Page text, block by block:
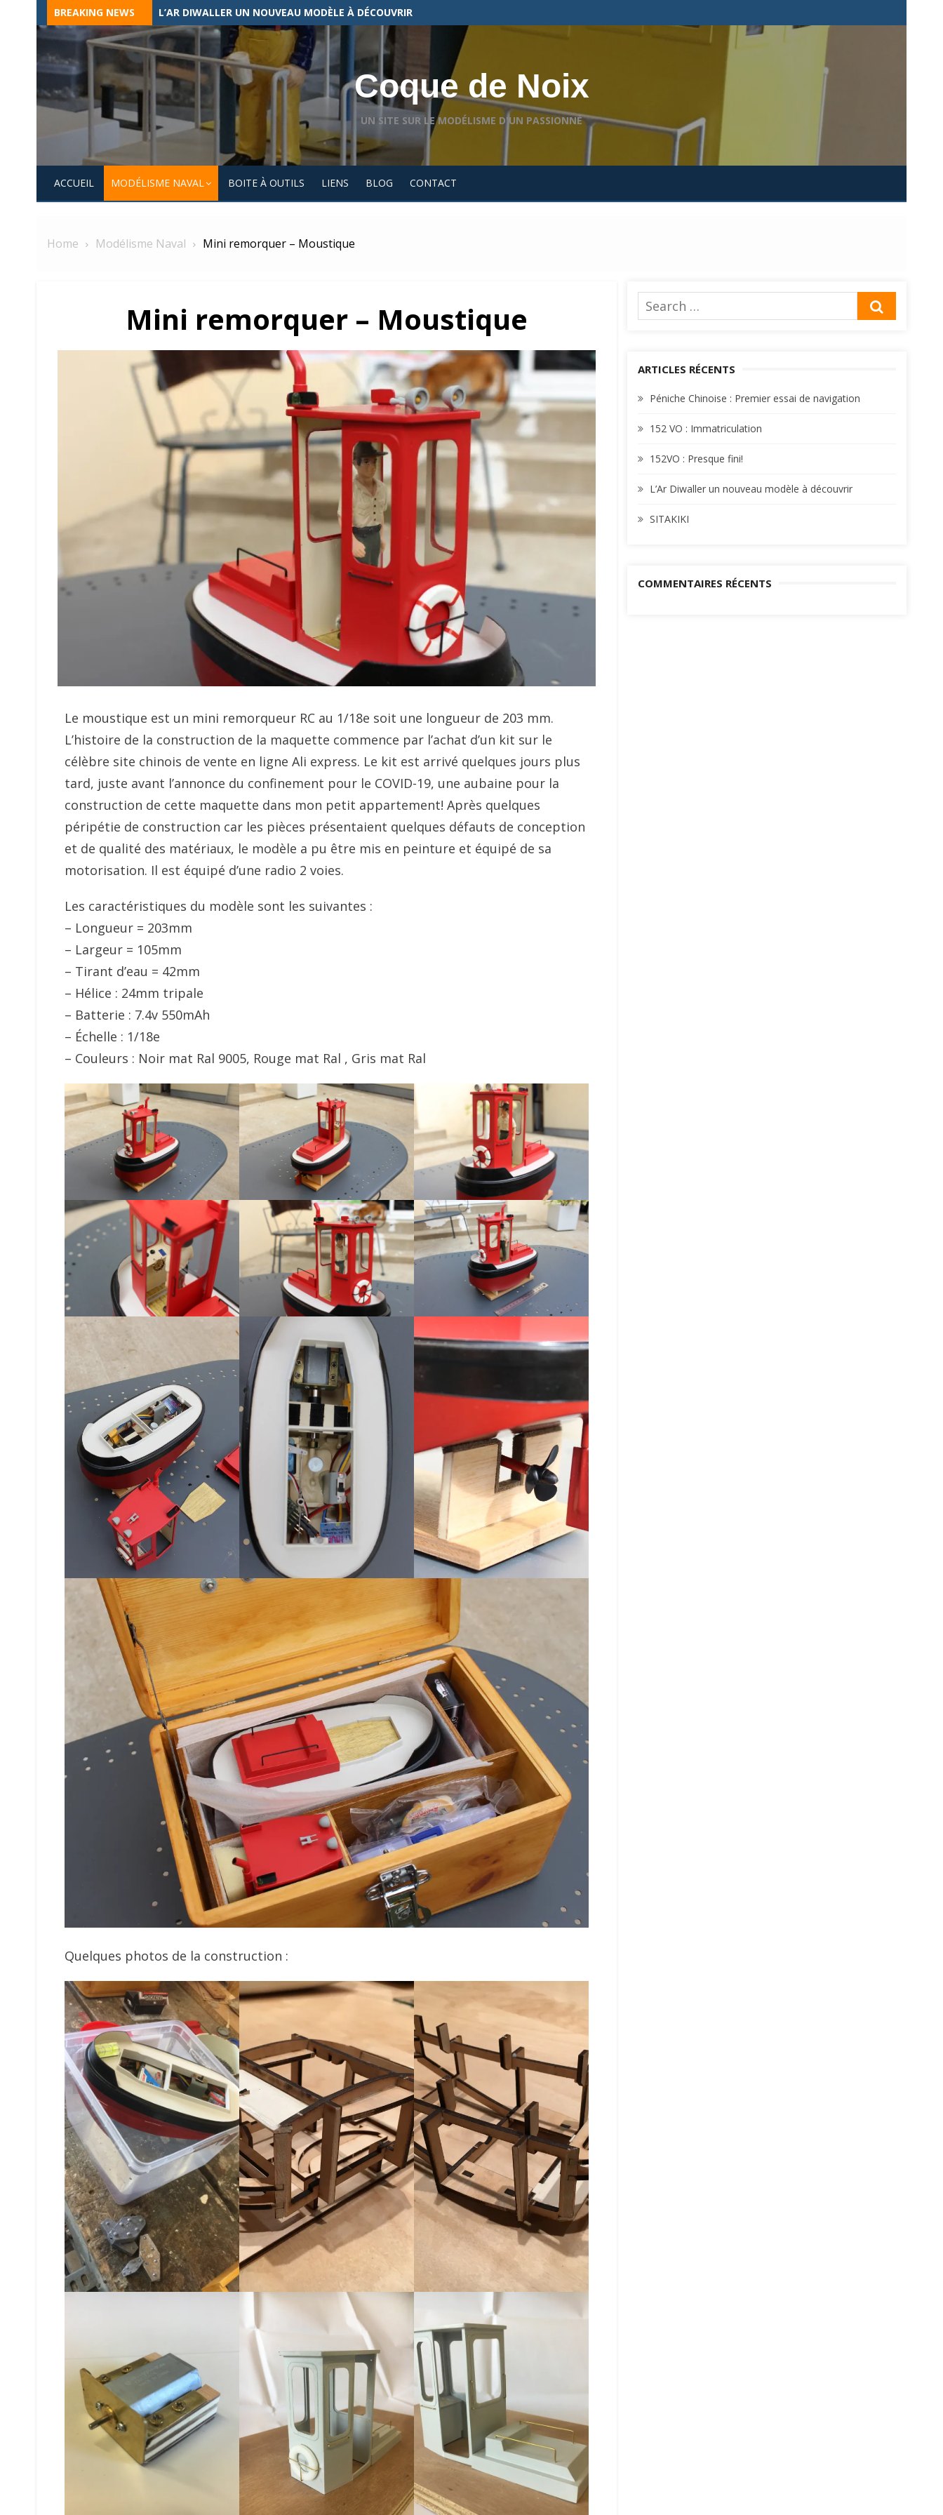
Skip
to
BREAKING NEWS L’AR DIWALLER UN NOUVEAU MODÈLE À DÉCOUVRIR
Coque de Noix
UN SITE SUR LE MODÉLISME D'UN PASSIONNÉ
ACCUEIL MODÉLISME NAVAL BOITE À OUTILS LIENS BLOG CONTACT
Home Modélisme Naval Mini remorquer – Moustique
Mini remorquer – Moustique
Le moustique est un mini remorqueur RC au 1/18e soit une longueur de 203 mm.
L’histoire de la construction de la maquette commence par l’achat d’un kit sur le
célèbre site chinois de vente en ligne Ali express. Le kit est arrivé quelques jours plus
tard, juste avant l’annonce du confinement pour le COVID-19, une aubaine pour la
construction de cette maquette dans mon petit appartement! Après quelques
péripétie de construction car les pièces présentaient quelques défauts de conception
et de qualité des matériaux, le modèle a pu être mis en peinture et équipé de sa
motorisation. Il est équipé d’une radio 2 voies.
Les caractéristiques du modèle sont les suivantes :
– Longueur = 203mm
– Largeur = 105mm
– Tirant d’eau = 42mm
– Hélice : 24mm tripale
– Batterie : 7.4v 550mAh
– Échelle : 1/18e
– Couleurs : Noir mat Ral 9005, Rouge mat Ral , Gris mat Ral
Quelques photos de la construction :
Search
for:
ARTICLES RÉCENTS
Péniche Chinoise : Premier essai de navigation
152 VO : Immatriculation
152VO : Presque fini!
L’Ar Diwaller un nouveau modèle à découvrir
SITAKIKI
COMMENTAIRES RÉCENTS